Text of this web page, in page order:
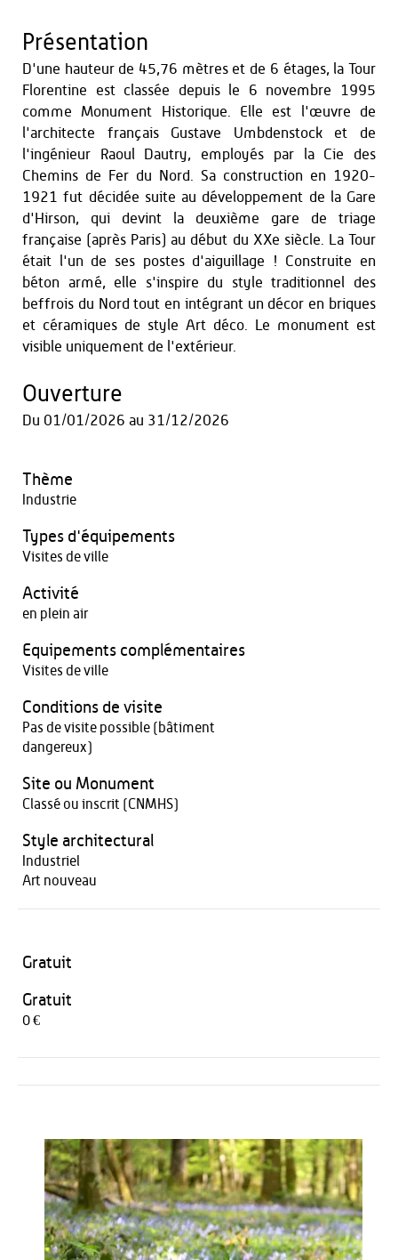
Présentation
D'une hauteur de 45,76 mètres et de 6 étages, la Tour
Florentine est classée depuis le 6 novembre 1995
comme Monument Historique. Elle est l'œuvre de
l'architecte français Gustave Umbdenstock et de
l'ingénieur Raoul Dautry, employés par la Cie des
Chemins de Fer du Nord. Sa construction en 1920-
1921 fut décidée suite au développement de la Gare
d'Hirson, qui devint la deuxième gare de triage
française (après Paris) au début du XXe siècle. La Tour
était l'un de ses postes d'aiguillage ! Construite en
béton armé, elle s'inspire du style traditionnel des
beffrois du Nord tout en intégrant un décor en briques
et céramiques de style Art déco. Le monument est
visible uniquement de l'extérieur.
Ouverture
Du 01/01/2026 au 31/12/2026
Thème
Industrie
Types d'équipements
Visites de ville
Activité
en plein air
Equipements complémentaires
Visites de ville
Conditions de visite
Pas de visite possible (bâtiment
dangereux)
Site ou Monument
Classé ou inscrit (CNMHS)
Style architectural
Industriel
Art nouveau
Gratuit
Gratuit
0 €